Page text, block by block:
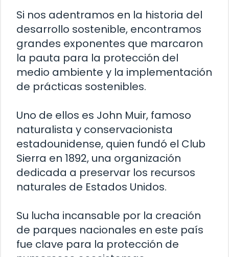
Si nos adentramos en la historia del
desarrollo sostenible, encontramos
grandes exponentes que marcaron
la pauta para la protección del
medio ambiente y la implementación
de prácticas sostenibles.
Uno de ellos es John Muir, famoso
naturalista y conservacionista
estadounidense, quien fundó el Club
Sierra en 1892, una organización
dedicada a preservar los recursos
naturales de Estados Unidos.
Su lucha incansable por la creación
de parques nacionales en este país
fue clave para la protección de